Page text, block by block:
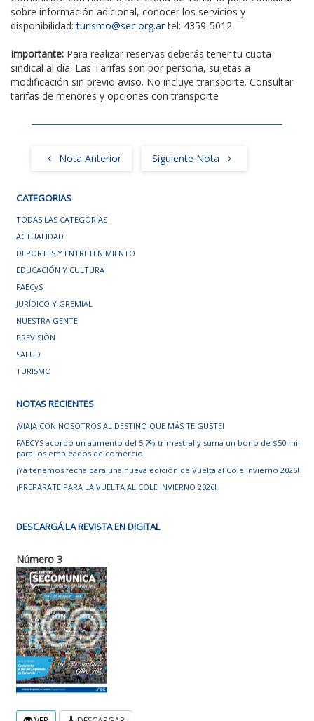
sobre información adicional, conocer los servicios y
disponibilidad:turismo@sec.org.artel: 4359-5012.
Importante: Para realizar reservas deberás tener tu cuota
sindical al día. Las Tarifas son por persona, sujetas a
modificación sin previo aviso. No incluye transporte. Consultar
tarifas de menores y opciones con transporte
Nota Anterior Siguiente Nota
CATEGORIAS
TODAS LAS CATEGORÍAS
ACTUALIDAD
DEPORTES Y ENTRETENIMIENTO
EDUCACIÓN Y CULTURA
FAECyS
JURÍDICO Y GREMIAL
NUESTRA GENTE
PREVISIÓN
SALUD
TURISMO
NOTAS RECIENTES
¡VIAJA CON NOSOTROS AL DESTINO QUE MÁS TE GUSTE!
FAECYS acordó un aumento del 5,7% trimestral y suma un bono de $50 mil
para los empleados de comercio
¡Ya tenemos fecha para una nueva edición de Vuelta al Cole invierno 2026!
¡PREPARATE PARA LA VUELTA AL COLE INVIERNO 2026!
DESCARGÁ LA REVISTA EN DIGITAL
Número 3